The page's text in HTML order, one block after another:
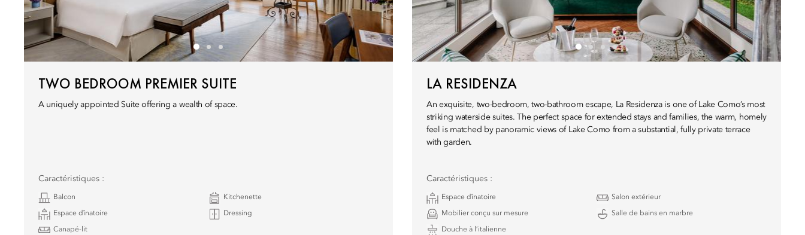
TWO BEDROOM PREMIER SUITE
A uniquely appointed Suite offering a wealth of space.
Caractéristiques :
Balcon Kitchenette
Espace dînatoire Dressing
Canapé-lit
LA RESIDENZA
An exquisite, two-bedroom, two-bathroom escape, La Residenza is one of Lake Como’s most
striking waterside suites. The perfect space for extended stays and families, the warm, homely
feel is matched by panoramic views of Lake Como from a substantial, fully private terrace
with garden.
Caractéristiques :
Espace dînatoire Salon extérieur
Mobilier conçu sur mesure Salle de bains en marbre
Douche à l’italienne